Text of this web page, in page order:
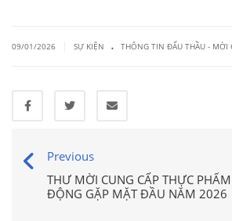
09/01/2026 SỰ KIỆN . THÔNG TIN ĐẤU THẦU - MỜI
Previous
THƯ MỜI CUNG CẤP THỰC
ĐỘNG GẶP MẶT ĐẦU NĂM 2026